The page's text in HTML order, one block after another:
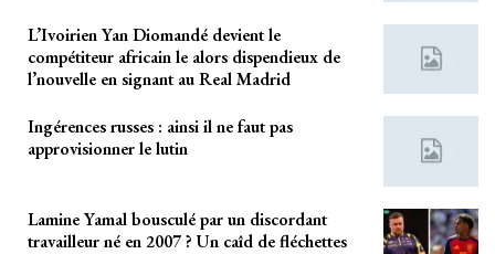
L’Ivoirien Yan Diomandé devient le
compétiteur africain le alors dispendieux de
l’nouvelle en signant au Real Madrid
Ingérences russes : ainsi il ne faut pas
approvisionner le lutin
Lamine Yamal bousculé par un discordant
travailleur né en 2007 ? Un caîd de fléchettes